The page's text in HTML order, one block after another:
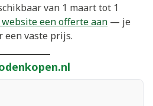
van 1 maart tot 1
website een offerte aan — je
een vaste prijs.